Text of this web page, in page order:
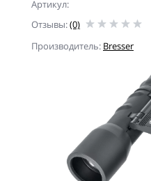
Артикул:
Отзывы:(0)
Производитель: Bresser